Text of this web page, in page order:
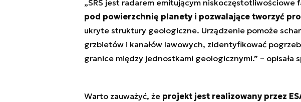
„SRS jest radarem emitującym niskoczęstotliwościowe
pod powierzchnię planety i pozwalające tworzyć
ukryte struktury geologiczne. Urządzenie pomoże
grzbietów i kanałów lawowych, zidentyfikować
granice między jednostkami geologicznymi.” – opisała
Warto zauważyć, że projekt jest realizowany przez